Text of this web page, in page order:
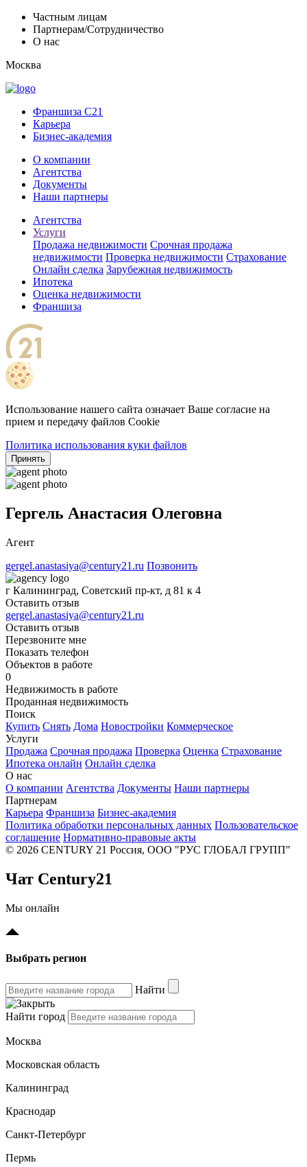
Частным лицам
Партнерам/Сотрудничество
О нас
Москва
Франшиза C21
Карьера
Бизнес-академия
О компании
Агентства
Документы
Наши партнеры
Агентства
Услуги
Продажа недвижимости Срочная продажа
недвижимости Проверка недвижимости Страхование
Онлайн сделка Зарубежная недвижимость
Ипотека
Оценка недвижимости
Франшиза
Использование нашего сайта означает Ваше согласие на
прием и передачу файлов Cookie
Политика использования куки файлов
Принять
Гергель Анастасия Олеговна
Агент
gergel.anastasiya@century21.ru Позвонить
г Калининград, Советский пр-кт, д 81 к 4
Оставить отзыв
gergel.anastasiya@century21.ru
Оставить отзыв
Перезвоните мне
Показать телефон
Объектов в работе
0
Недвижимость в работе
Проданная недвижимость
Поиск
Купить Снять Дома Новостройки Коммерческое
Услуги
Продажа Срочная продажа Проверка Оценка Страхование
Ипотека онлайн Онлайн сделка
О нас
О компании Агентства Документы Наши партнеры
Партнерам
Карьера Франшиза Бизнес-академия
Политика обработки персональных данных Пользовательское
соглашение Нормативно-правовые акты
© 2026 CENTURY 21 Россия, ООО "РУС ГЛОБАЛ ГРУПП"
Чат Century21
Мы онлайн
Выбрать регион
Найти
Найти город
Москва
Московская область
Калининград
Краснодар
Санкт-Петербург
Пермь